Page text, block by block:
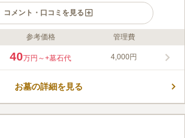
コメント・口コミを見る
メント
園は、豊かな自然に囲まれ明るくさわやかな雰囲気
人の場合は60万円（13年間使用料）で購入するこ
参考価格 管理費
40万円～+墓石代 4,000円
お墓の詳細を見る